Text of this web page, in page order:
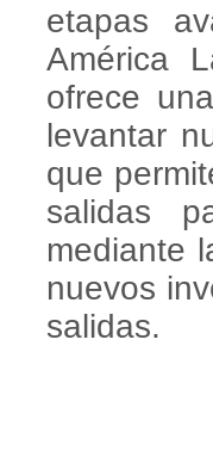
etapas
América
ofrece
levantar
que
salidas
mediante
nuevos
salidas.